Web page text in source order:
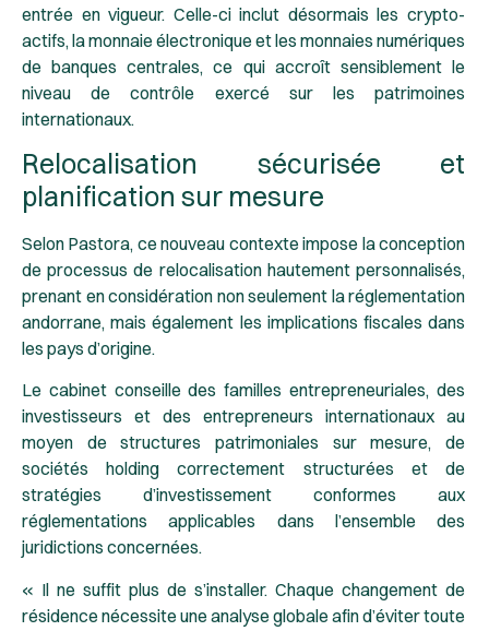
entrée en vigueur. Celle-ci inclut désormais les crypto-
actifs, la monnaie électronique et les monnaies numériques
de banques centrales, ce qui accroît sensiblement le
niveau de contrôle exercé sur les patrimoines
internationaux.
Relocalisation sécurisée et
planification sur mesure
Selon Pastora, ce nouveau contexte impose la conception
de processus de relocalisation hautement personnalisés,
prenant en considération non seulement la réglementation
andorrane, mais également les implications fiscales dans
les pays d’origine.
Le cabinet conseille des familles entrepreneuriales, des
investisseurs et des entrepreneurs internationaux au
moyen de structures patrimoniales sur mesure, de
sociétés holding correctement structurées et de
stratégies d’investissement conformes aux
réglementations applicables dans l’ensemble des
juridictions concernées.
« Il ne suffit plus de s’installer. Chaque changement de
résidence nécessite une analyse globale afin d’éviter toute